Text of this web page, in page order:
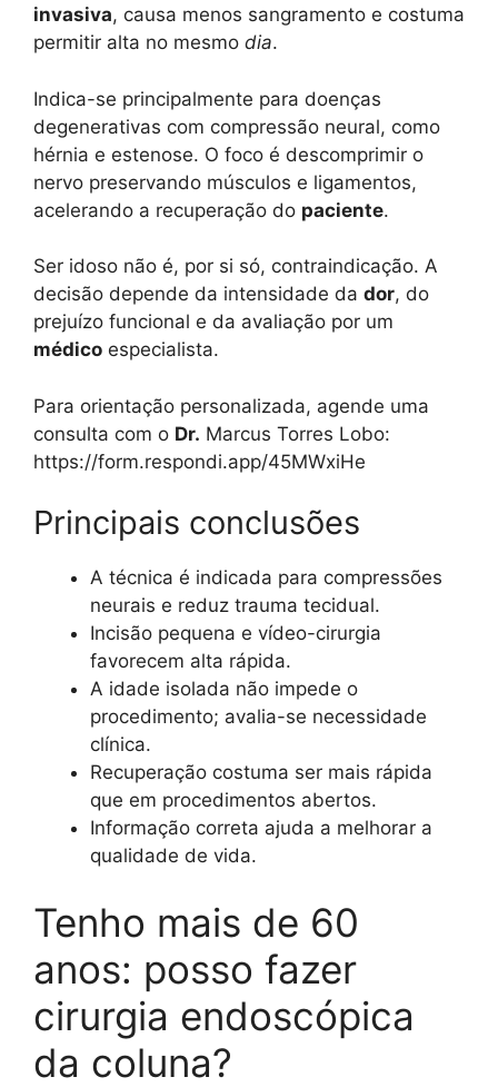
invasiva, causa menos sangramento e costuma
permitir alta no mesmo dia.
Indica-se principalmente para doenças
degenerativas com compressão neural, como
hérnia e estenose. O foco é descomprimir o
nervo preservando músculos e ligamentos,
acelerando a recuperação do paciente.
Ser idoso não é, por si só, contraindicação. A
decisão depende da intensidade da dor, do
prejuízo funcional e da avaliação por um
médico especialista.
Para orientação personalizada, agende uma
consulta com o Dr. Marcus Torres Lobo:
https://form.respondi.app/45MWxiHe
Principais conclusões
A técnica é indicada para compressões
neurais e reduz trauma tecidual.
Incisão pequena e vídeo-cirurgia
favorecem alta rápida.
A idade isolada não impede o
procedimento; avalia-se necessidade
clínica.
Recuperação costuma ser mais rápida
que em procedimentos abertos.
Informação correta ajuda a melhorar a
qualidade de vida.
Tenho mais de 60
anos: posso fazer
cirurgia endoscópica
da coluna?